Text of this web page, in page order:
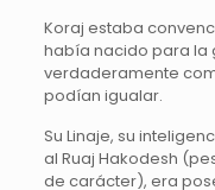
Koraj estaba
había nacido para la
verdaderamente
podían igualar.
Su Linaje, su
al Ruaj Hakodesh
de carácter), era